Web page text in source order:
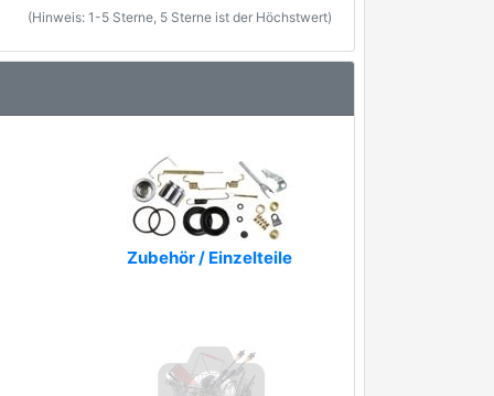
(Hinweis: 1-5 Sterne, 5 Sterne ist der Höchstwert)
Zubehör / Einzelteile